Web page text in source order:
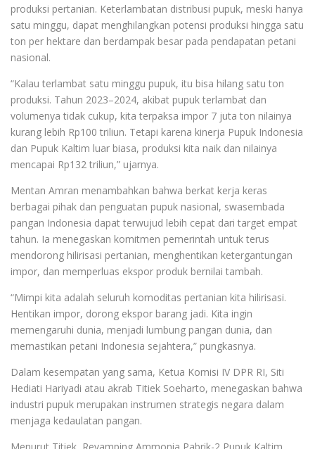
produksi pertanian. Keterlambatan distribusi pupuk, meski hanya
satu minggu, dapat menghilangkan potensi produksi hingga satu
ton per hektare dan berdampak besar pada pendapatan petani
nasional.
“Kalau terlambat satu minggu pupuk, itu bisa hilang satu ton
produksi. Tahun 2023–2024, akibat pupuk terlambat dan
volumenya tidak cukup, kita terpaksa impor 7 juta ton nilainya
kurang lebih Rp100 triliun. Tetapi karena kinerja Pupuk Indonesia
dan Pupuk Kaltim luar biasa, produksi kita naik dan nilainya
mencapai Rp132 triliun,” ujarnya.
Mentan Amran menambahkan bahwa berkat kerja keras
berbagai pihak dan penguatan pupuk nasional, swasembada
pangan Indonesia dapat terwujud lebih cepat dari target empat
tahun. Ia menegaskan komitmen pemerintah untuk terus
mendorong hilirisasi pertanian, menghentikan ketergantungan
impor, dan memperluas ekspor produk bernilai tambah.
“Mimpi kita adalah seluruh komoditas pertanian kita hilirisasi.
Hentikan impor, dorong ekspor barang jadi. Kita ingin
memengaruhi dunia, menjadi lumbung pangan dunia, dan
memastikan petani Indonesia sejahtera,” pungkasnya.
Dalam kesempatan yang sama, Ketua Komisi IV DPR RI, Siti
Hediati Hariyadi atau akrab Titiek Soeharto, menegaskan bahwa
industri pupuk merupakan instrumen strategis negara dalam
menjaga kedaulatan pangan.